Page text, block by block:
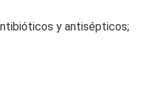
y antisépticos;